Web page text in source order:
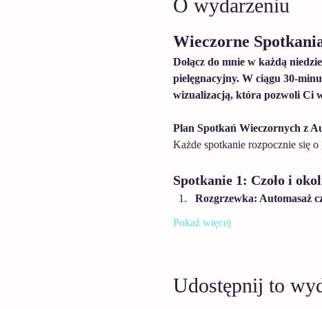
O wydarzeniu
Wieczorne
Dołącz do mnie w każdą
pielęgnacyjny. W ciągu 30-
wizualizacją, która pozwoli Ci
Plan Spotkań Wieczornych z
Każde spotkanie rozpocznie się
Spotkanie 1: Czoło i
Rozgrzewka: Automasaż
Pokaż więcej
Udostępnij to